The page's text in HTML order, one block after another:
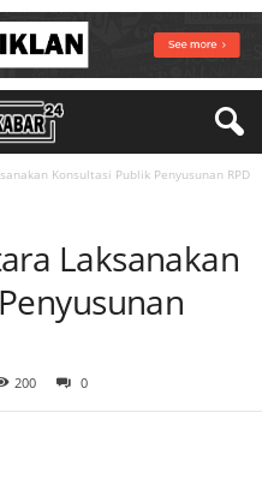
Konsultasi Publik Penyusunan RPD
Laksanakan
200 0